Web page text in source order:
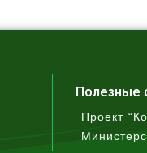
Полезные
Проект